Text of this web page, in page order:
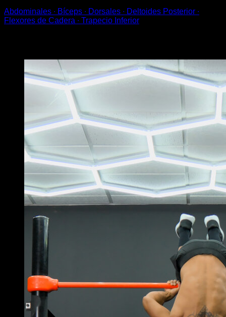
Abdominales ∙ Bíceps ∙ Dorsales ∙ Deltoides Posterior ∙
Flexores de Cadera ∙ Trapecio Inferior